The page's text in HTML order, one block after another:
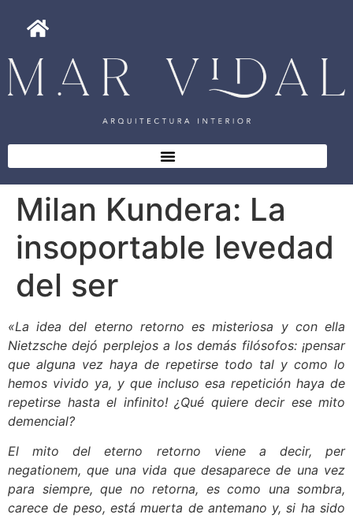
Milan Kundera: La
insoportable levedad
del ser
«La idea del eterno retorno es misteriosa y con ella
Nietzsche dejó perplejos a los demás filósofos: ¡pensar
que alguna vez haya de repetirse todo tal y como lo
hemos vivido ya, y que incluso esa repetición haya de
repetirse hasta el infinito! ¿Qué quiere decir ese mito
demencial?
El mito del eterno retorno viene a decir, per
negationem, que una vida que desaparece de una vez
para siempre, que no retorna, es como una sombra,
carece de peso, está muerta de antemano y, si ha sido